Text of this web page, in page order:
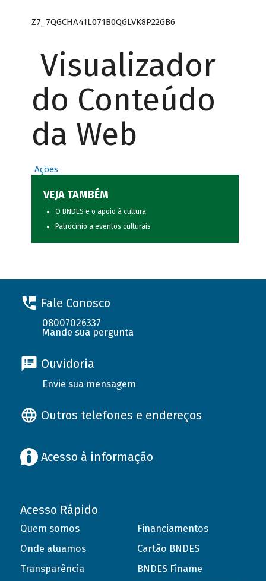
Z7_7QGCHA41L071B0QGLVK8P22GB6
Visualizador
do Conteúdo
da Web
Ações
VEJA TAMBÉM
O BNDES e o apoio à cultura
Patrocínio a eventos culturais
Fale Conosco
08007026337
Mande sua pergunta
Ouvidoria
Envie sua mensagem
Outros telefones e endereços
Acesso à informação
Acesso Rápido
Quem somos
Onde atuamos
Transparência
Financiamentos
Cartão BNDES
BNDES Finame